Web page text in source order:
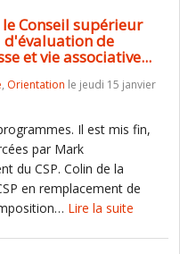
Conseil supérieur
d'évaluation de
et vie associative...
, Orientation le jeudi 15 janvier
Il est mis fin,
par Mark
du CSP. Colin de la
en remplacement de
Lire la suite